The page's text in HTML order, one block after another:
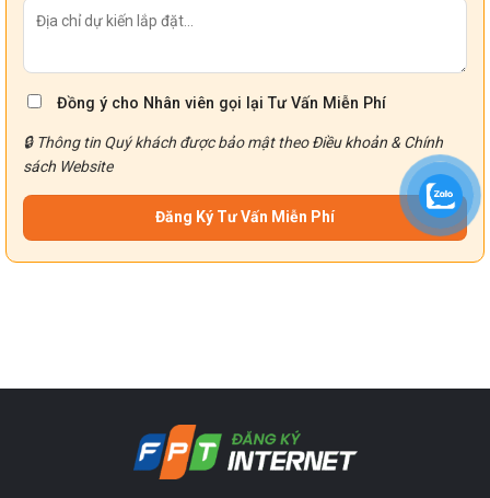
Đồng ý cho Nhân viên gọi lại Tư Vấn Miễn Phí
🔒 Thông tin Quý khách được bảo mật theoĐiều khoản & Chính
sách Website